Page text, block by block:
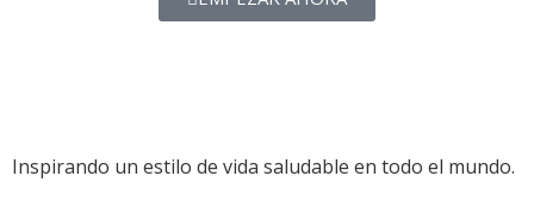
Inspirando un estilo de vida saludable en todo el mundo.